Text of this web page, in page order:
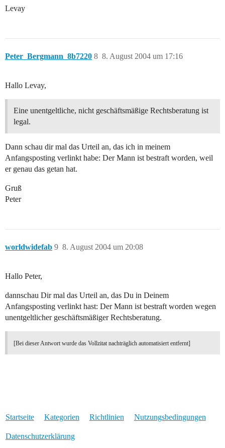
Levay
Peter_Bergmann_8b7220 8. August 2004 um 17:16
8
Hallo Levay,
Eine unentgeltliche, nicht geschäftsmäßige Rechtsberatung ist
legal.
Dann schau dir mal das Urteil an, das ich in meinem
Anfangsposting verlinkt habe: Der Mann ist bestraft worden, weil
er genau das getan hat.
Gruß
Peter
worldwidefab 8. August 2004 um 20:08
9
Hallo Peter,
dannschau Dir mal das Urteil an, das Du in Deinem
Anfangsposting verlinkt hast: Der Mann ist bestraft worden wegen
unentgeltlicher geschäftsmäßiger Rechtsberatung.
[Bei dieser Antwort wurde das Vollzitat nachträglich automatisiert entfernt]
Startseite Kategorien Richtlinien Nutzungsbedingungen
Datenschutzerklärung